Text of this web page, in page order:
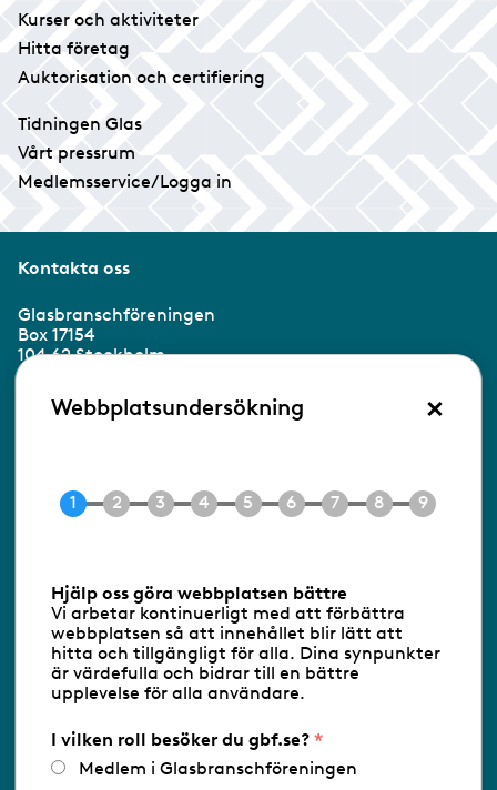
Kurser och aktiviteter
Hitta företag
Auktorisation och certifiering
Tidningen Glas
Vårt pressrum
Medlemsservice/Logga in
Kontakta oss
Glasbranschföreningen
Box 17154
104 62 Stockholm
Besöksadress:
Ringvägen 100
E-post info@gbf.se
Följ oss via RSS
Databasens namn:www.gbf.se-
Glasbranschföreningen AB - Ansvarig
utgivare: Sofia Wahlgren
Webbplatsundersökning ×
Hjälp oss göra webbplatsen bättre
Vi arbetar kontinuerligt med att förbättra
webbplatsen så att innehållet blir lätt att
hitta och tillgängligt för alla. Dina synpunkter
är värdefulla och bidrar till en bättre
upplevelse för alla användare.
I vilken roll besöker du gbf.se?
Medlem i Glasbranschföreningen